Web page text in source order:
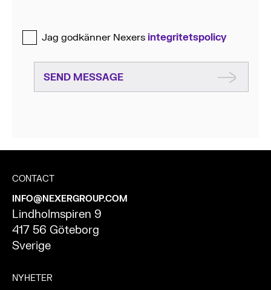
Jag godkänner Nexers integritetspolicy
SEND MESSAGE
CONTACT
INFO@NEXERGROUP.COM
Lindholmspiren 9
417 56 Göteborg
Sverige
NYHETER